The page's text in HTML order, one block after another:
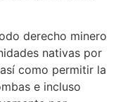
derecho minero
nativas por
como permitir la
e incluso